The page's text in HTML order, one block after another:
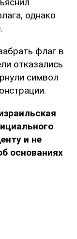
однако
флаг в
отказались
символ
и не
основаниях